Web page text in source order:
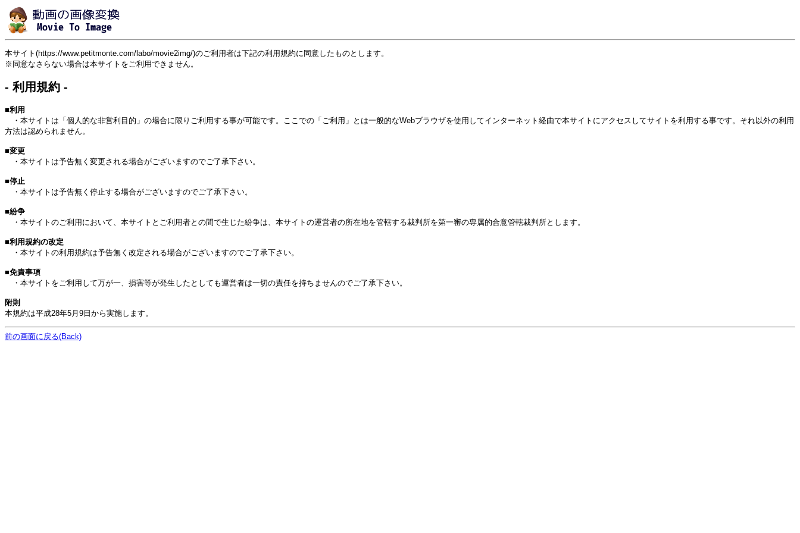
本サイト(https://www.petitmonte.com/labo/movie2img/)のご利用者は下記の利用規約に同意したものとします。
※同意なさらない場合は本サイトをご利用できません。
- 利用規約 -
■利用
・本サイトは「個人的な非営利目的」の場合に限りご利用する事が可能です。ここでの「ご利用」とは一般的なWebブラウザを使用してインターネット経由で本サイトにアクセスしてサイトを利用する事です。それ以外の利用
方法は認められません。
■変更
・本サイトは予告無く変更される場合がございますのでご了承下さい。
■停止
・本サイトは予告無く停止する場合がございますのでご了承下さい。
■紛争
・本サイトのご利用において、本サイトとご利用者との間で生じた紛争は、本サイトの運営者の所在地を管轄する裁判所を第一審の専属的合意管轄裁判所とします。
■利用規約の改定
・本サイトの利用規約は予告無く改定される場合がございますのでご了承下さい。
■免責事項
・本サイトをご利用して万が一、損害等が発生したとしても運営者は一切の責任を持ちませんのでご了承下さい。
附則
本規約は平成28年5月9日から実施します。
前の画面に戻る(Back)